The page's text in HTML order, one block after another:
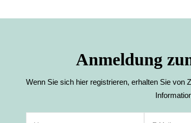
Anmeldung
Wenn Sie sich hier registrieren, erhalten Sie von